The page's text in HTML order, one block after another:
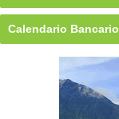
Calendario Bancario